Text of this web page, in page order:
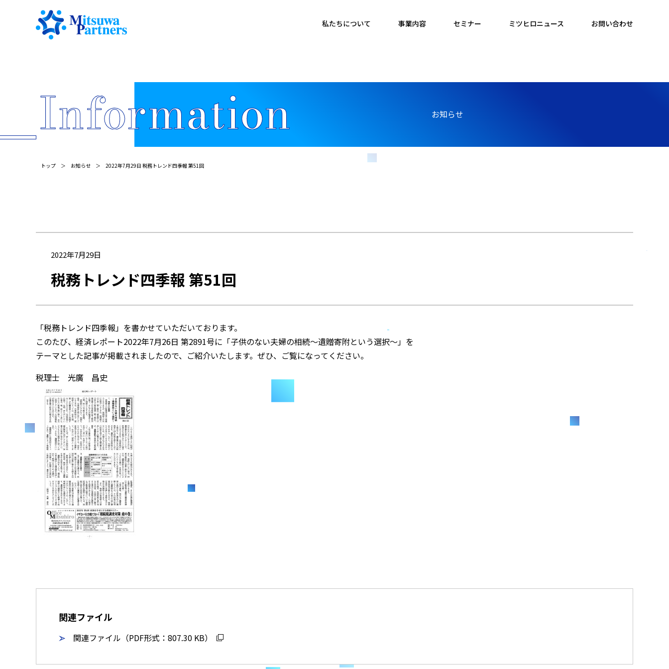
私たちについて 事業内容 セミナー ミツヒロニュース お問い合わせ
お知らせ
トップ お知らせ 2022年7月29日 税務トレンド四季報 第51回
2022年7月29日
税務トレンド四季報 第51回
「税務トレンド四季報」を書かせていただいております。
このたび、経済レポート2022年7月26日 第2891号に「子供のない夫婦の相続～遺贈寄附という選択～」を
テーマとした記事が掲載されましたので、ご紹介いたします。ぜひ、ご覧になってください。
税理士 光廣 昌史
関連ファイル
関連ファイル（PDF形式：807.30 KB）